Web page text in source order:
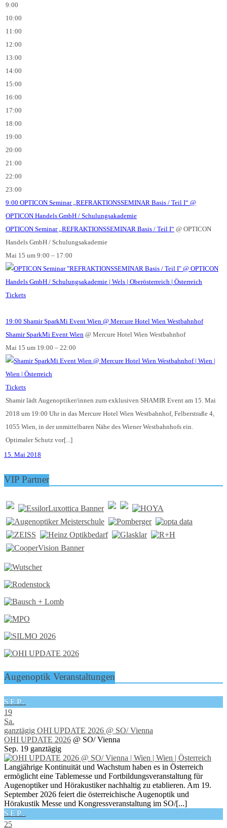
9:00
10:00
11:00
12:00
13:00
14:00
15:00
16:00
17:00
18:00
19:00
20:00
21:00
22:00
23:00
9:00 OPTICON Seminar „REFRAKTIONSSEMINAR Basis / Teil I“ @
OPTICON Handels GmbH / Schulungsakademie
OPTICON Seminar „REFRAKTIONSSEMINAR Basis / Teil I“ @ OPTICON
Handels GmbH / Schulungsakademie
Mai 15 um 9:00 – 17:00
Tickets
19:00 Shamir SparkMi Event Wien @ Mercure Hotel Wien Westbahnhof
Shamir SparkMi Event Wien @ Mercure Hotel Wien Westbahnhof
Mai 15 um 19:00 – 22:00
Tickets
Shamir lädt Augenoptiker/innen zum exklusiven SHAMIR Event am 15. Mai
2018 um 19:00 Uhr in das Mercure Hotel Wien Westbahnhof, Felberstraße 4,
1055 Wien, in der unmittelbaren Nähe des Wiener Westbahnhofs ein.
Optimaler Schutz vor[...]
15. Mai 2018
VIP Partner
Augenoptik Veranstaltungen
SEP.
19
Sa.
ganztägig OHI UPDATE 2026 @ SO/ Vienna
OHI UPDATE 2026 @ SO/ Vienna
Sep. 19 ganztägig
Langjährige Kontinuität und Wachstum haben es in Österreich
ermöglicht eine Tablemesse und Fortbildungsveranstaltung für
Augenoptiker und Hörakustiker nachhaltig zu etablieren. Am 19.
September 2026 feiert die österreichische Augenoptik und
Hörakustik Messe und Kongressveranstaltung im SO/[...]
SEP.
25